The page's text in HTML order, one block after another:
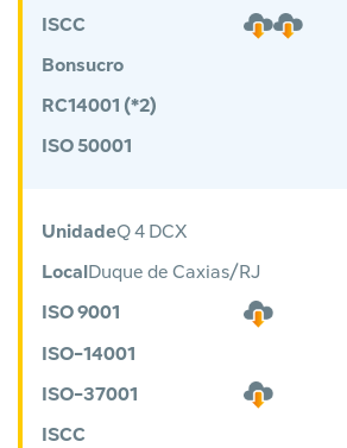
ISCC
Bonsucro
RC14001 (*2)
ISO 50001
UnidadeQ 4 DCX
Local Duque de Caxias/RJ
ISO 9001
ISO-14001
ISO-37001
ISCC